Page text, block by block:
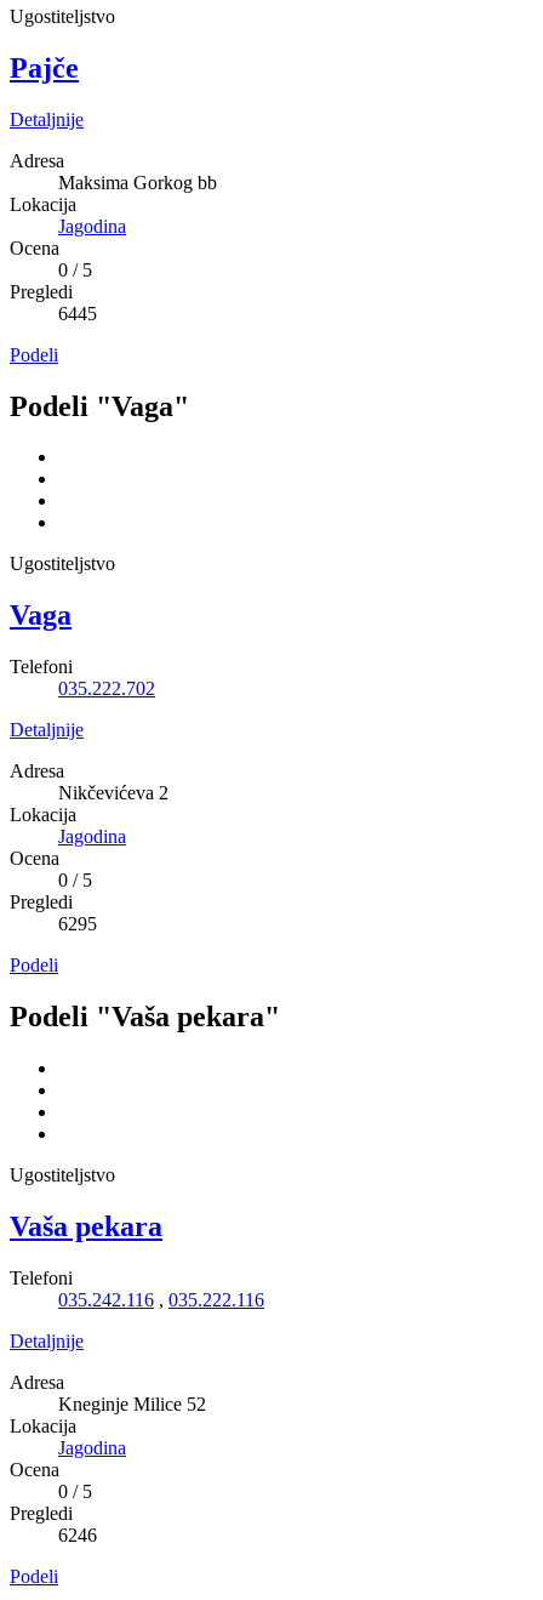
Ugostiteljstvo
Pajče
Detaljnije
Adresa
Maksima Gorkog bb
Lokacija
Jagodina
Ocena
0 /5
Pregledi
6445
Podeli
Podeli "Vaga"
Ugostiteljstvo
Vaga
Telefoni
035.222.702
Detaljnije
Adresa
Nikčevićeva 2
Lokacija
Jagodina
Ocena
0 /5
Pregledi
6295
Podeli
Podeli "Vaša pekara"
Ugostiteljstvo
Vaša pekara
Telefoni
035.242.116 , 035.222.116
Detaljnije
Adresa
Kneginje Milice 52
Lokacija
Jagodina
Ocena
0 /5
Pregledi
6246
Podeli